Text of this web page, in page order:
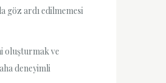
göz ardı edilmemesi
oluşturmak ve
deneyimli